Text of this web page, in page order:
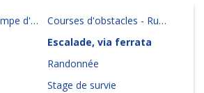
Accrobranche - Grimpe d'arbres
Courses d'obstacles - Running - Trails - Cours d'orientation
Escalade, via ferrata
Randonnée
Stage de survie